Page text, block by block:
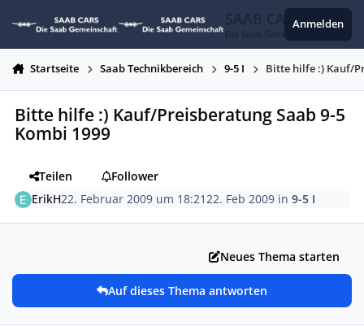
SAAB CARS
Die Saab Gemeinschaft
Anmelden
Startseite Saab Technikbereich 9-5 I Bitte hilfe :) Kauf/
Bitte hilfe :) Kauf/Preisberatung Saab 9-5
Kombi 1999
Teilen
Follower
ErikH22. Februar 2009 um 18:2122. Feb 2009 in9-5 I
Neues Thema starten
Auf dieses Thema antworten